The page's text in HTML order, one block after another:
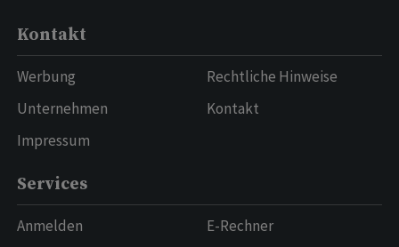
Kontakt
Werbung
Unternehmen
Impressum
Rechtliche Hinweise
Kontakt
Services
Anmelden
E-Rechner